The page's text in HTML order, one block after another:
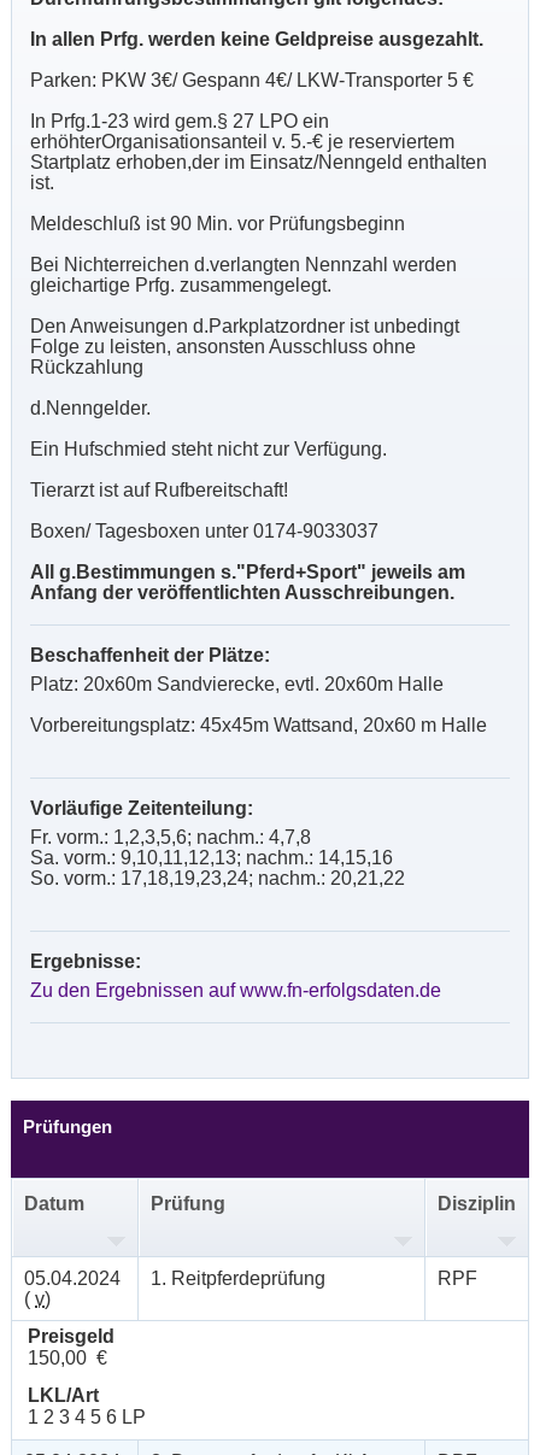
In allen Prfg. werden keine Geldpreise ausgezahlt.
Parken: PKW 3€/ Gespann 4€/ LKW-Transporter 5 €
In Prfg.1-23 wird gem.§ 27 LPO ein
erhöhterOrganisationsanteil v. 5.-€ je reserviertem
Startplatz erhoben,der im Einsatz/Nenngeld enthalten
ist.
Meldeschluß ist 90 Min. vor Prüfungsbeginn
Bei Nichterreichen d.verlangten Nennzahl werden
gleichartige Prfg. zusammengelegt.
Den Anweisungen d.Parkplatzordner ist unbedingt
Folge zu leisten, ansonsten Ausschluss ohne
Rückzahlung
d.Nenngelder.
Ein Hufschmied steht nicht zur Verfügung.
Tierarzt ist auf Rufbereitschaft!
Boxen/ Tagesboxen unter 0174-9033037
All g.Bestimmungen s."Pferd+Sport" jeweils am
Anfang der veröffentlichten Ausschreibungen.
Beschaffenheit der Plätze:
Platz: 20x60m Sandvierecke, evtl. 20x60m Halle
Vorbereitungsplatz: 45x45m Wattsand, 20x60 m Halle
Vorläufige Zeitenteilung:
Fr. vorm.: 1,2,3,5,6; nachm.: 4,7,8
Sa. vorm.: 9,10,11,12,13; nachm.: 14,15,16
So. vorm.: 17,18,19,23,24; nachm.: 20,21,22
Ergebnisse:
Zu den Ergebnissen auf www.fn-erfolgsdaten.de
Prüfungen
Datum Prüfung Disziplin
05.04.2024
( v)
1. Reitpferdeprüfung RPF
Preisgeld
150,00 €
LKL/Art
1 2 3 4 5 6 LP